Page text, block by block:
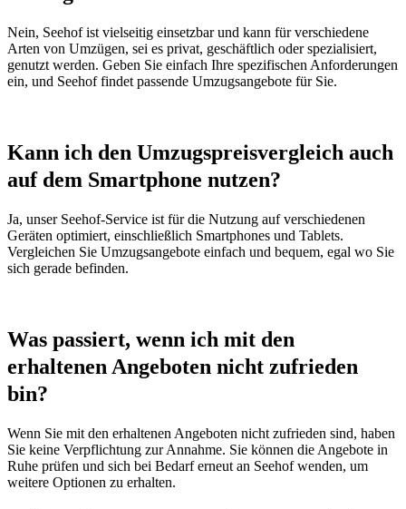
Nein, Seehof ist vielseitig einsetzbar und kann für verschiedene
Arten von Umzügen, sei es privat, geschäftlich oder spezialisiert,
genutzt werden. Geben Sie einfach Ihre spezifischen Anforderungen
ein, und Seehof findet passende Umzugsangebote für Sie.
Kann ich den Umzugspreisvergleich auch
auf dem Smartphone nutzen?
Ja, unser Seehof-Service ist für die Nutzung auf verschiedenen
Geräten optimiert, einschließlich Smartphones und Tablets.
Vergleichen Sie Umzugsangebote einfach und bequem, egal wo Sie
sich gerade befinden.
Was passiert, wenn ich mit den
erhaltenen Angeboten nicht zufrieden
bin?
Wenn Sie mit den erhaltenen Angeboten nicht zufrieden sind, haben
Sie keine Verpflichtung zur Annahme. Sie können die Angebote in
Ruhe prüfen und sich bei Bedarf erneut an Seehof wenden, um
weitere Optionen zu erhalten.